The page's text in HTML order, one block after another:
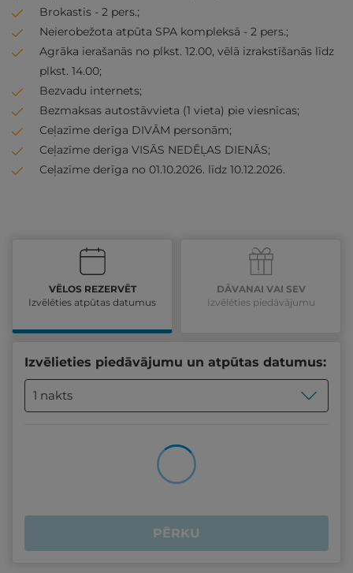
Brokastis - 2 pers.;
Neierobežota atpūta SPA kompleksā - 2 pers.;
Agrāka ierašanās no plkst. 12.00, vēlā izrakstīšanās līdz
plkst. 14.00;
Bezvadu internets;
Bezmaksas autostāvvieta (1 vieta) pie viesnīcas;
Ceļazīme derīga DIVĀM personām;
Ceļazīme derīga VISĀS NEDĒĻAS DIENĀS;
Ceļazīme derīga no 01.10.2026. līdz 10.12.2026.
VĒLOS REZERVĒT
Izvēlēties atpūtas datumus
DĀVANAI VAI SEV
Izvēlēties piedāvājumu
Izvēlieties piedāvājumu un atpūtas datumus:
1 nakts
PĒRKU